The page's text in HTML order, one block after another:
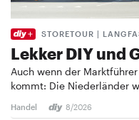
STORETOUR |
Lekker DIY und
Auch wenn der
kommt: Die Niederländer
Handel 8/2026